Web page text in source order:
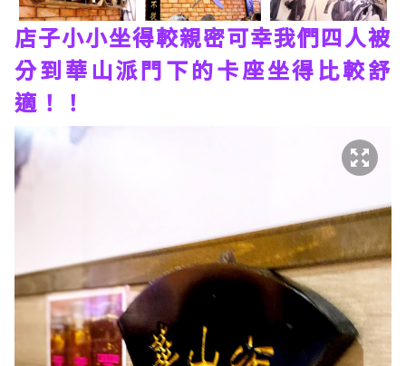
店子小小坐得較親密可幸我們四人被
分到華山派門下的卡座坐得比較舒
適！！